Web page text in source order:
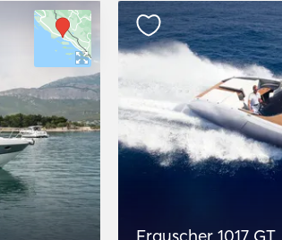
Frauscher 1017 GT